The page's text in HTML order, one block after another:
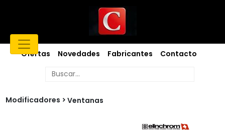
Ofertas Novedades Fabricantes Contacto
Modificadores Ventanas